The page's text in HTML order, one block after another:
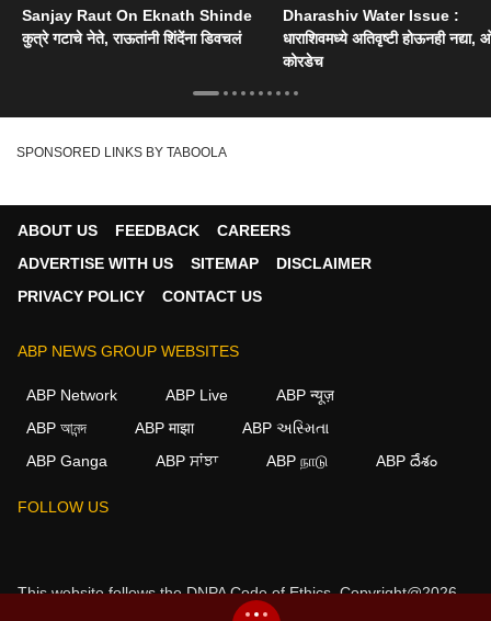
Sanjay Raut On Eknath Shinde
कुत्रे गटाचे नेते, राऊतांनी शिंदेंना डिवचलं
Dharashiv Water Issue :
धाराशिवमध्ये अतिवृष्टी होऊनही नद्या,
कोरडेच
SPONSORED LINKS BY TABOOLA
ABOUT US FEEDBACK
CAREERS
ADVERTISE WITH US
SITEMAP
DISCLAIMER
PRIVACY POLICY
CONTACT US
ABP NEWS GROUP WEBSITES
ABP Network ABP Live
ABP न्यूज़
ABP আনন্দ
ABP माझा
ABP અસ્મિતા
ABP Ganga
ABP ਸਾਂਝਾ ABP நாடு ABP దేశం
FOLLOW US
This website follows theDNPA Code of Ethics.Copyright@2026.
We use cookies to improve your experience, analyze